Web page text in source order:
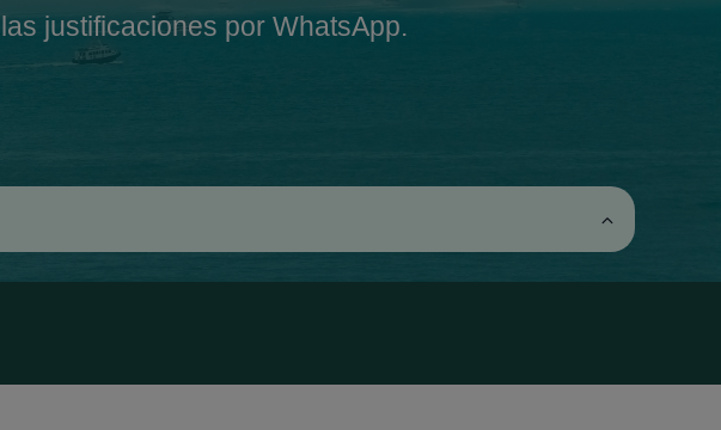
las justificaciones por WhatsApp.